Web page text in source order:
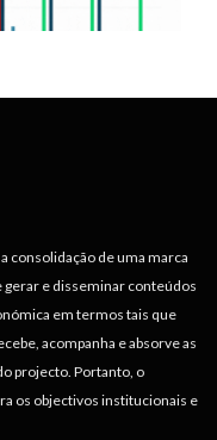
consolidação de uma marca
gerar e disseminar conteúdos
em termos tais que
acompanha e absorve as
projecto. Portanto, o
os objectivos institucionais e